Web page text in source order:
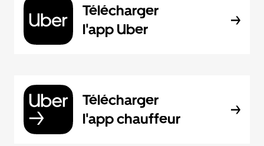
Télécharger
l'app Uber
Télécharger
l'app chauffeur